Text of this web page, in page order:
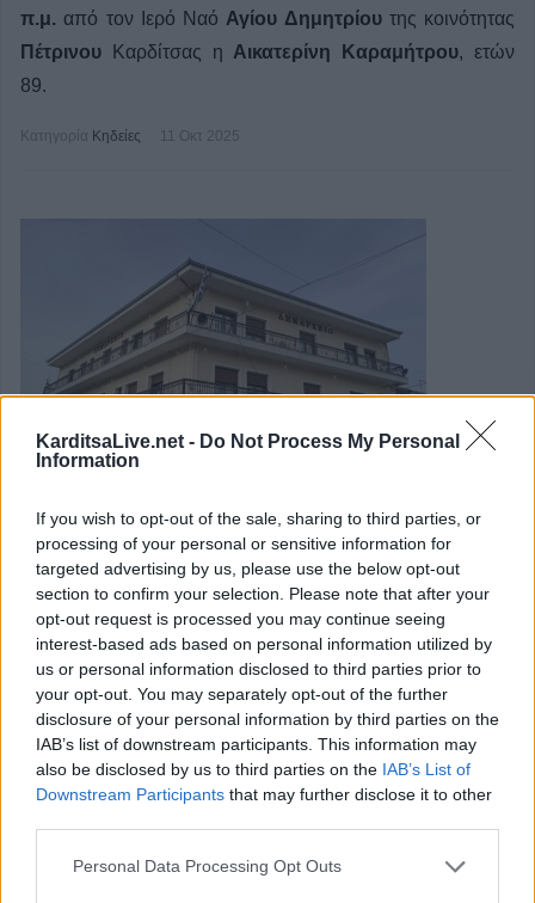
KarditsaLive.net - Do Not Process My Personal
Information
If you wish to opt-out of the sale, sharing to third parties, or
processing of your personal or sensitive information for
targeted advertising by us, please use the below opt-out
section to confirm your selection. Please note that after your
opt-out request is processed you may continue seeing
interest-based ads based on personal information utilized by
us or personal information disclosed to third parties prior to
your opt-out. You may separately opt-out of the further
disclosure of your personal information by third parties on the
IAB’s list of downstream participants. This information may
also be disclosed by us to third parties on the IAB’s List of
Downstream Participants that may further disclose it to other
Personal Data Processing Opt Outs
π.μ. από τον Ιερό Ναό Αγίου Δημητρίου της κοινότητας
Πέτρινου
Καρδίτσας η Αικατερίνη Καραμήτρου, ετών
89.
Κατηγορία Κηδείες 11 Οκτ 2025
Έγκριση μελέτης για αντικατάσταση
επικίνδυνων τσιμεντοϊστών στις Δ.Ε. του
Δήμου Σοφάδων
Αντικατάσταση επικίνδυνων τσιμεντοϊστών στις Δημοτικές
Ενότητες Άρνης, Ταμασίου, και Σοφάδων προωθεί ο
Δήμος, με την Δημοτική Επιτροπή να λαμβάνει τις σχετικές
αποφάσεις που θα ανοίξουν τον δρόμο για την εκτέλεση
του έργου.